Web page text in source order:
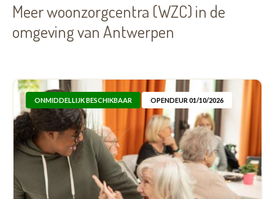
Meer woonzorgcentra (WZC) in de
omgeving van Antwerpen
ONMIDDELLIJK BESCHIKBAAR OPENDEUR 01/10/2026